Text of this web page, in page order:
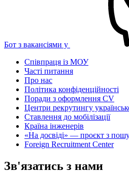
Бот з вакансіями у
Співпраця із МОУ
Часті питання
Про нас
Політика конфіденційності
Поради з оформлення CV
Центри рекрутингу
Ставлення до мобілізації
Країна інженерів
«На досвіді» — проєкт з
Foreign Recruitment Center
Зв'язатись з нами